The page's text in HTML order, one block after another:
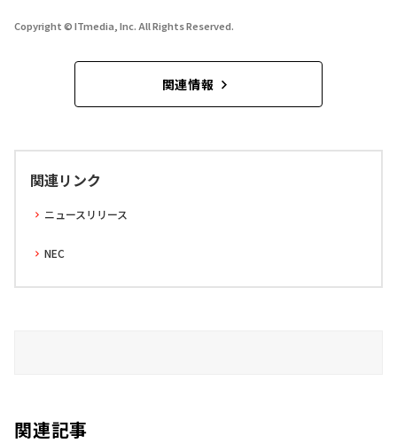
Copyright © ITmedia, Inc. All Rights Reserved.
関連情報
関連リンク
ニュースリリース
NEC
関連記事